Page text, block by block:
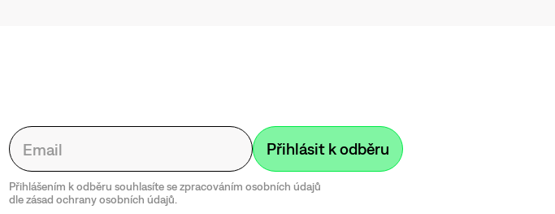
Přihlášením k odběru souhlasíte se zpracováním osobních údajů
dle zásad ochrany osobních údajů.